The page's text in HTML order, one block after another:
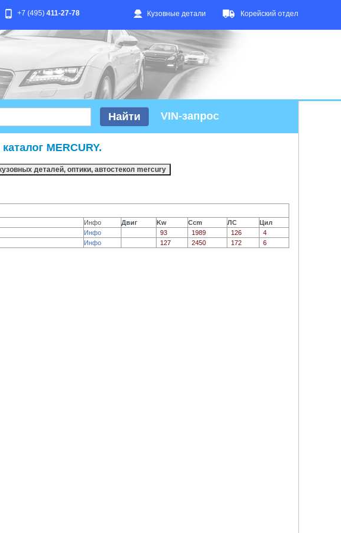
Кузовные детали Корейский отдел
+7 (495) 411-27-78
VIN-запрос
MERCURY.
Инфо Двиг Kw Ccm ЛС
Цил
Инфо 93 1989 126
4
Инфо 127 2450 172 6